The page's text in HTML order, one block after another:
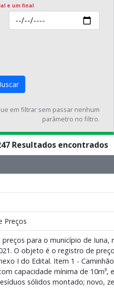
e um final
em filtrar sem passar nenhum
parâmetro no filtro.
Resultados encontrados
Preços
para o município de Iuna,
O objeto é o registro de
I do Edital. Item 1 -
capacidade mínima de
sólidos montado; novo,